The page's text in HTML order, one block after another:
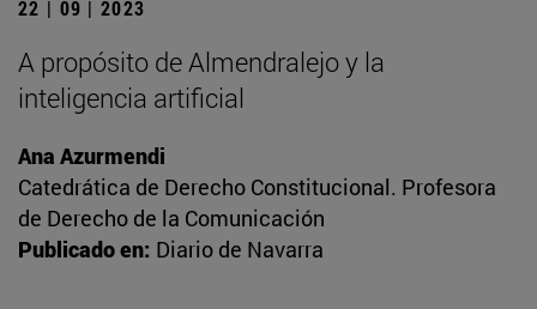
22 | 09 | 2023
A propósito de Almendralejo y la
inteligencia artificial
Ana Azurmendi
Catedrática de Derecho Constitucional. Profesora
de Derecho de la Comunicación
Publicado en: Diario de Navarra